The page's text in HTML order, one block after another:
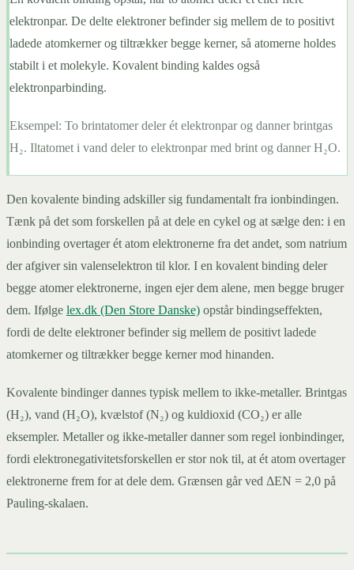
elektronpar. De delte elektroner befinder sig mellem de to positivt
ladede atomkerner og tiltrækker begge kerner, så atomerne holdes
stabilt i et molekyle. Kovalent binding kaldes også
elektronparbinding.
Eksempel: To brintatomer deler ét elektronpar og danner brintgas
H₂. Iltatomet i vand deler to elektronpar med brint og danner H₂O.
Den kovalente binding adskiller sig fundamentalt fra ionbindingen.
Tænk på det som forskellen på at dele en cykel og at sælge den: i en
ionbinding overtager ét atom elektronerne fra det andet, som natrium
der afgiver sin valenselektron til klor. I en kovalent binding deler
begge atomer elektronerne, ingen ejer dem alene, men begge bruger
dem. Ifølge lex.dk (Den Store Danske) opstår bindingseffekten,
fordi de delte elektroner befinder sig mellem de positivt ladede
atomkerner og tiltrækker begge kerner mod hinanden.
Kovalente bindinger dannes typisk mellem to ikke-metaller. Brintgas
(H₂), vand (H₂O), kvælstof (N₂) og kuldioxid (CO₂) er alle
eksempler. Metaller og ikke-metaller danner som regel ionbindinger,
fordi elektronegativitetsforskellen er stor nok til, at ét atom overtager
elektronerne frem for at dele dem. Grænsen går ved ΔEN = 2,0 på
Pauling-skalaen.